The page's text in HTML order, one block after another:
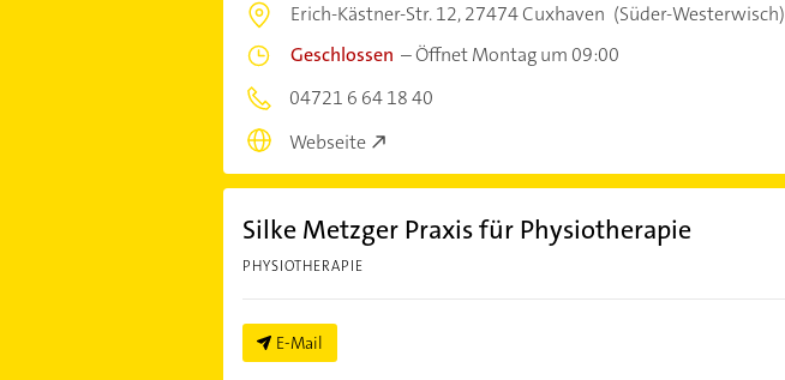
Erich-Kästner-Str. 12,27474 Cuxhaven (Süder-Westerwisch)
Geschlossen –Öffnet Montag um 09:00
04721 6 64 18 40
Webseite
Silke Metzger Praxis für Physiotherapie
PHYSIOTHERAPIE
E-Mail